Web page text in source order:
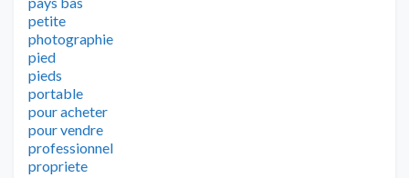
petite
photographie
pied
pieds
portable
pour acheter
pour vendre
professionnel
propriete